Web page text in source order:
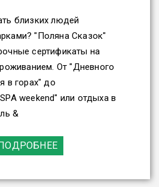
близких людей
"Поляна Сказок"
сертификаты на
От "Дневного
в горах" до
weekend" или отдыха в
&